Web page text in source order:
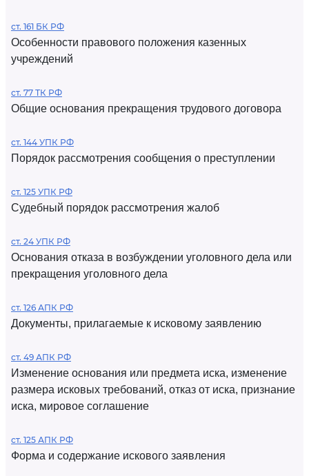
ст. 161 БК РФ
Особенности правового положения казенных
учреждений
ст. 77 ТК РФ
Общие основания прекращения трудового договора
ст. 144 УПК РФ
Порядок рассмотрения сообщения о преступлении
ст. 125 УПК РФ
Судебный порядок рассмотрения жалоб
ст. 24 УПК РФ
Основания отказа в возбуждении уголовного дела или
прекращения уголовного дела
ст. 126 АПК РФ
Документы, прилагаемые к исковому заявлению
ст. 49 АПК РФ
Изменение основания или предмета иска, изменение
размера исковых требований, отказ от иска, признание
иска, мировое соглашение
ст. 125 АПК РФ
Форма и содержание искового заявления